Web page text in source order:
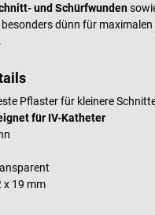
und Schürfwunden
dünn für maximalen
Pflaster für kleinere
für IV-Katheter
x 19 mm